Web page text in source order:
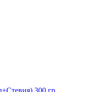
300 гр